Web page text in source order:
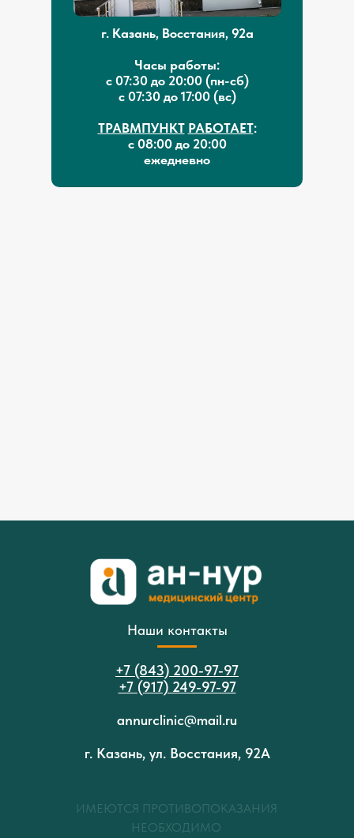
г. Казань, Восстания, 92а
Часы работы:
с 07:30 до 20:00 (пн-сб)
с 07:30 до 17:00 (вс)
ТРАВМПУНКТ РАБОТАЕТ:
с 08:00 до 20:00
ежедневно
Наши контакты
+7 (843) 200-97-97
+7 (917) 249-97-97
annurclinic@mail.ru
г. Казань, ул. Восстания, 92А
ИМЕЮТСЯ ПРОТИВОПОКАЗАНИЯ
НЕОБХОДИМО